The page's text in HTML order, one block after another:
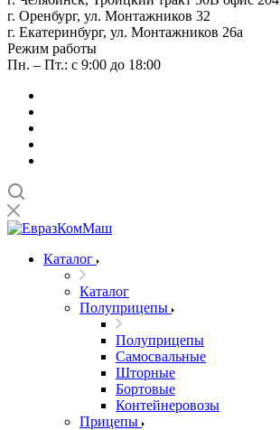
г. Оренбург, ул. Монтажников 32
г. Екатеринбург, ул. Монтажников 26а
Режим работы
Пн. – Пт.: с 9:00 до 18:00
Каталог
Каталог
Полуприцепы
Полуприцепы
Самосвальные
Шторные
Бортовые
Контейнеровозы
Прицепы